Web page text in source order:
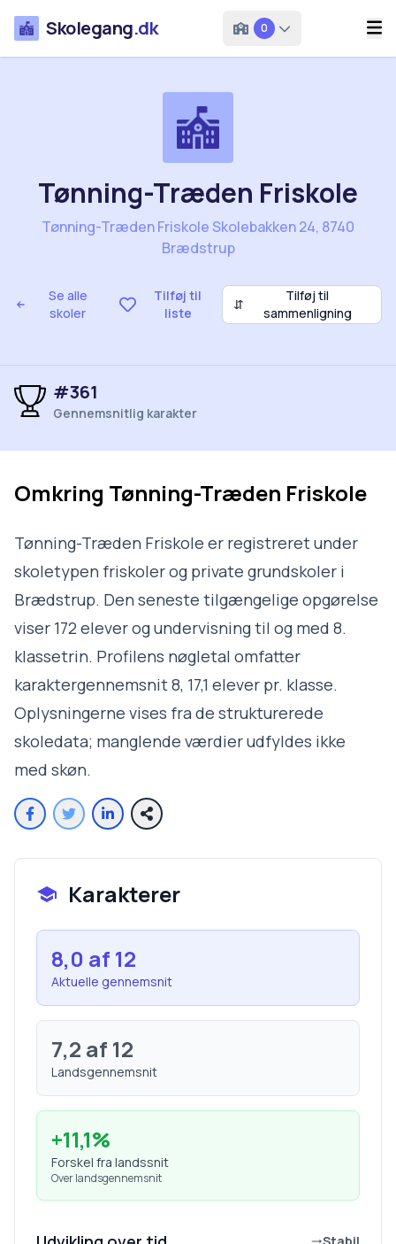
Skolegang.dk 0
Se alle
skoler
Tilføj til
liste
⇵
Tilføj til
sammenligning
Tønning-Træden Friskole
Tønning-Træden Friskole Skolebakken 24, 8740
Brædstrup
#361
Gennemsnitlig karakter
Omkring Tønning-Træden Friskole
Tønning-Træden Friskole er registreret under
skoletypen friskoler og private grundskoler i
Brædstrup. Den seneste tilgængelige opgørelse
viser 172 elever og undervisning til og med 8.
klassetrin. Profilens nøgletal omfatter
karaktergennemsnit 8, 17,1 elever pr. klasse.
Oplysningerne vises fra de strukturerede
skoledata; manglende værdier udfyldes ikke
med skøn.
Karakterer
8,0 af 12
Aktuelle gennemsnit
7,2 af 12
Landsgennemsnit
+11,1%
Forskel fra landssnit
Over landsgennemsnit